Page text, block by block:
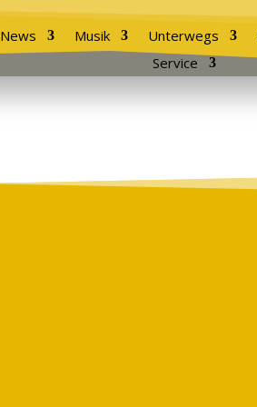
News Musik Unterwegs
Service